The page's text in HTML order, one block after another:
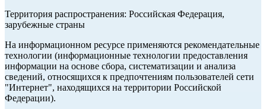
Территория распространения: Российская Федерация,
зарубежные страны
На информационном ресурсе применяются рекомендательные
технологии (информационные технологии предоставления
информации на основе сбора, систематизации и анализа
сведений, относящихся к предпочтениям пользователей сети
"Интернет", находящихся на территории Российской
Федерации).